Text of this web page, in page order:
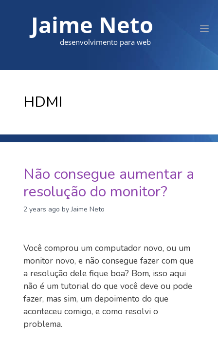
Jaime Neto
desenvolvimento para web
HDMI
Não consegue aumentar a
resolução do monitor?
2 years ago by Jaime Neto
Você comprou um computador novo, ou um
monitor novo, e não consegue fazer com que
a resolução dele fique boa? Bom, isso aqui
não é um tutorial do que você deve ou pode
fazer, mas sim, um depoimento do que
aconteceu comigo, e como resolvi o
problema.